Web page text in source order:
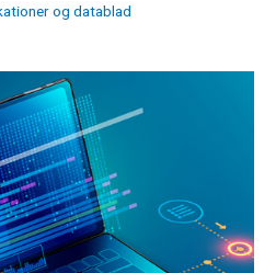
og datablad